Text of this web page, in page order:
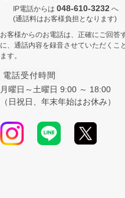
IP電話からは 048-610-3232 へ
(通話料はお客様負担となります)
お客様からのお電話は、正確にご回答
に、通話内容を録音させていただくこ
ます。
電話受付時間
月曜日～土曜日 9:00 ～ 18:00
（日祝日、年末年始はお休み）